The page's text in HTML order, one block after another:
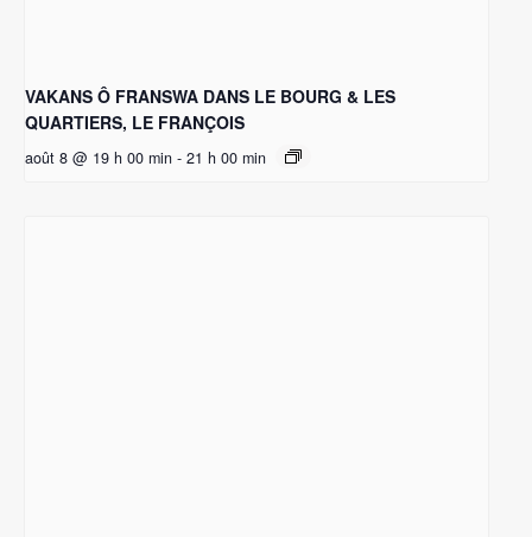
VAKANS Ô FRANSWA DANS LE BOURG & LES
QUARTIERS, LE FRANÇOIS
août 8 @ 19 h 00 min - 21 h 00 min